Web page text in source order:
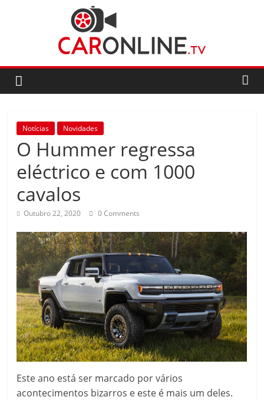
CarOnline.TV
CarOnline.TV
Ensaios
Automóvel
em
Português
Notícias Novidades
O Hummer regressa
eléctrico e com 1000
cavalos
Outubro 22, 2020 0 Comments
Este ano está ser marcado por vários
acontecimentos bizarros e este é mais um deles.